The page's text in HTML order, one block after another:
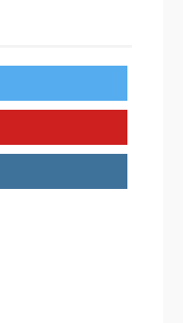
HORA
de carga
de